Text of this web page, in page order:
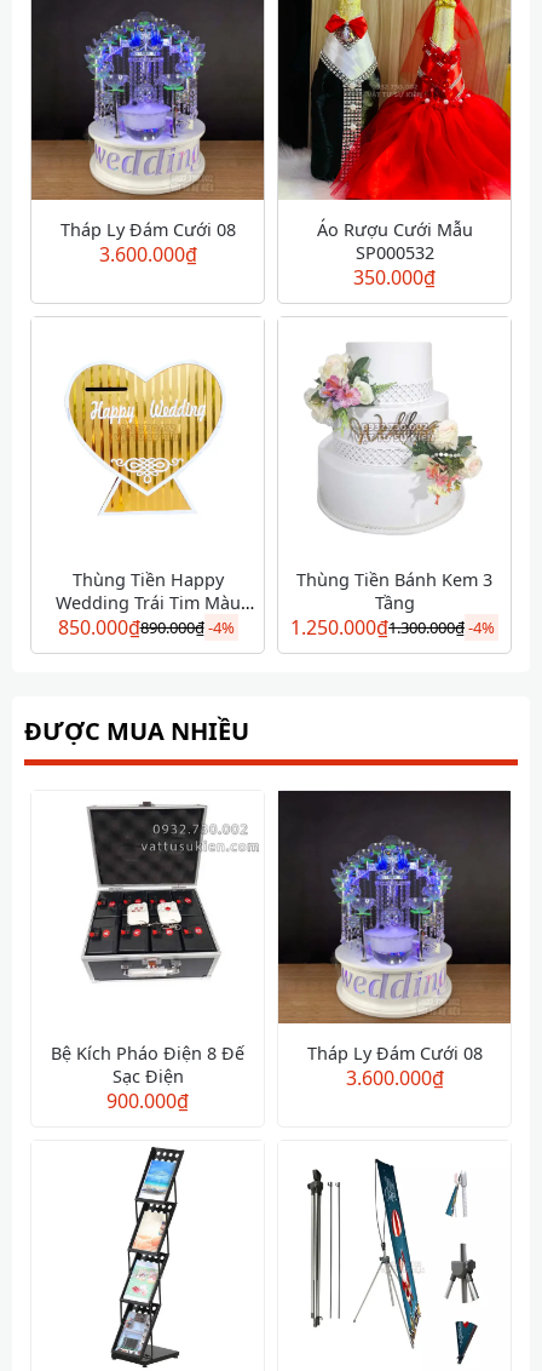
Tháp Ly Đám Cưới 08
3.600.000₫
Áo Rượu Cưới Mẫu
SP000532
350.000₫
Thùng Tiền Happy
Wedding Trái Tim Màu
Vàng
850.000₫890.000₫-4%
Thùng Tiền Bánh Kem 3
Tầng
1.250.000₫1.300.000₫-4%
ĐƯỢC MUA NHIỀU
Bệ Kích Pháo Điện 8 Đế
Sạc Điện
900.000₫
Tháp Ly Đám Cưới 08
3.600.000₫